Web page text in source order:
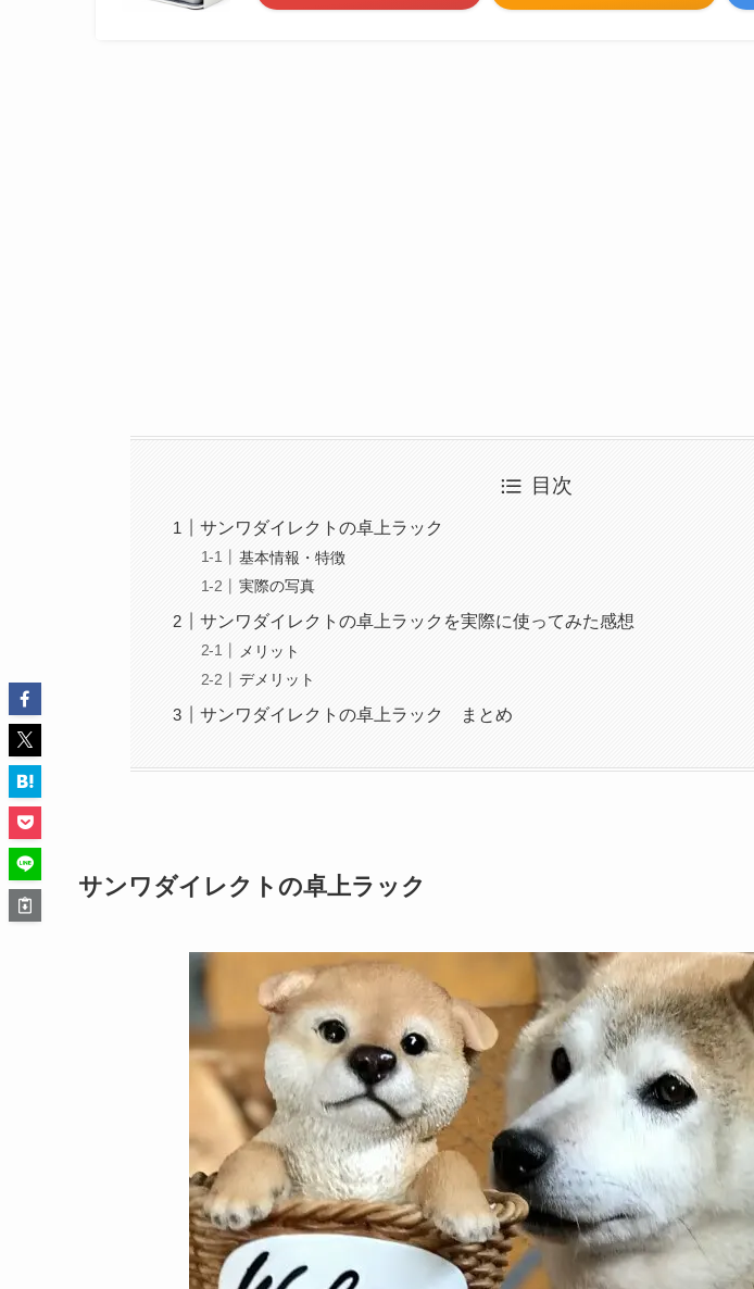
目次
サンワダイレクトの卓上ラック
基本情報・特徴
実際の写真
サンワダイレクトの卓上ラックを実際に使ってみた感想
メリット
デメリット
サンワダイレクトの卓上ラック まとめ
サンワダイレクトの卓上ラック